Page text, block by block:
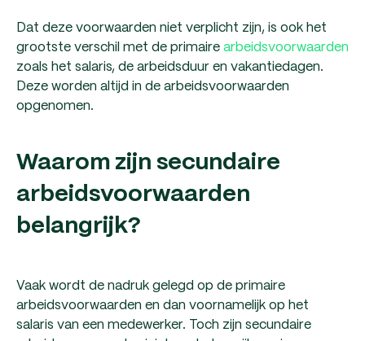
Dat deze voorwaarden niet verplicht zijn, is ook het
grootste verschil met de primairearbeidsvoorwaarden
zoals het salaris, de arbeidsduur en vakantiedagen.
Deze worden altijd in de arbeidsvoorwaarden
opgenomen.
Waarom zijn secundaire
arbeidsvoorwaarden
belangrijk?
Vaak wordt de nadruk gelegd op de primaire
arbeidsvoorwaarden en dan voornamelijk op het
salaris van een medewerker. Toch zijn secundaire